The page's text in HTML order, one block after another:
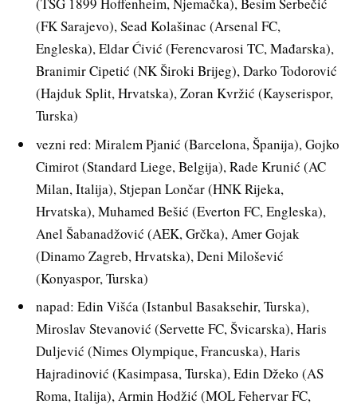
(TSG 1899 Hoffenheim, Njemačka), Besim Šerbečić
(FK Sarajevo), Sead Kolašinac (Arsenal FC,
Engleska), Eldar Ćivić (Ferencvarosi TC, Mađarska),
Branimir Cipetić (NK Široki Brijeg), Darko Todorović
(Hajduk Split, Hrvatska), Zoran Kvržić (Kayserispor,
Turska)
vezni red: Miralem Pjanić (Barcelona, Španija), Gojko
Cimirot (Standard Liege, Belgija), Rade Krunić (AC
Milan, Italija), Stjepan Lončar (HNK Rijeka,
Hrvatska), Muhamed Bešić (Everton FC, Engleska),
Anel Šabanadžović (AEK, Grčka), Amer Gojak
(Dinamo Zagreb, Hrvatska), Deni Milošević
(Konyaspor, Turska)
napad: Edin Višća (Istanbul Basaksehir, Turska),
Miroslav Stevanović (Servette FC, Švicarska), Haris
Duljević (Nimes Olympique, Francuska), Haris
Hajradinović (Kasimpasa, Turska), Edin Džeko (AS
Roma, Italija), Armin Hodžić (MOL Fehervar FC,